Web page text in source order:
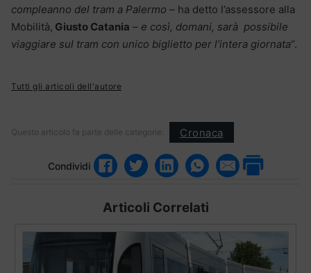
compleanno del tram a Palermo – ha detto l’assessore alla
Mobilità, Giusto Catania – e così, domani, sarà possibile
viaggiare sul tram con unico biglietto per l’intera giornata“.
Tutti gli articoli dell'autore
Questo articolo fa parte delle categorie: Cronaca
Condividi
Articoli Correlati